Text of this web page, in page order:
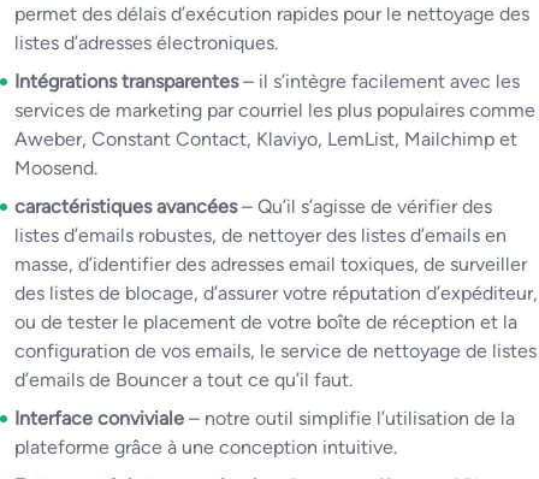
permet des délais d’exécution rapides pour le nettoyage des
listes d’adresses électroniques.
Intégrations transparentes– il s’intègre facilement avec les
services de marketing par courriel les plus populaires comme
Aweber, Constant Contact, Klaviyo, LemList, Mailchimp et
Moosend.
caractéristiques avancées– Qu’il s’agisse de vérifier des
listes d’emails robustes, de nettoyer des listes d’emails en
masse, d’identifier des adresses email toxiques, de surveiller
des listes de blocage, d’assurer votre réputation d’expéditeur,
ou de tester le placement de votre boîte de réception et la
configuration de vos emails, le service de nettoyage de listes
d’emails de Bouncer a tout ce qu’il faut.
Interface conviviale – notre outil simplifie l’utilisation de la
plateforme grâce à une conception intuitive.